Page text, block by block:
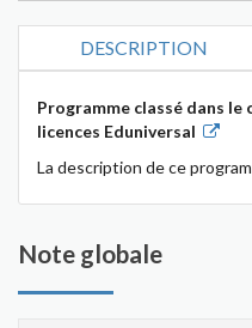
DESCRIPTION
Programme classé dans
licences Eduniversal
La description de ce
Note globale